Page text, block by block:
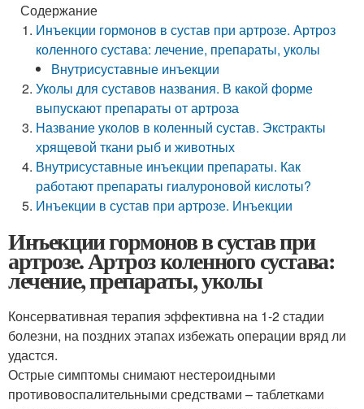
Содержание
Инъекции гормонов в сустав при артрозе. Артроз
коленного сустава: лечение, препараты, уколы
Внутрисуставные инъекции
Уколы для суставов названия. В какой форме
выпускают препараты от артроза
Название уколов в коленный сустав. Экстракты
хрящевой ткани рыб и животных
Внутрисуставные инъекции препараты. Как
работают препараты гиалуроновой кислоты?
Инъекции в сустав при артрозе. Инъекции
Инъекции гормонов в сустав при
артрозе. Артроз коленного сустава:
лечение, препараты, уколы
Консервативная терапия эффективна на 1-2 стадии
болезни, на поздних этапах избежать операции вряд ли
удастся.
Острые симптомы снимают нестероидными
противовоспалительными средствами – таблетками